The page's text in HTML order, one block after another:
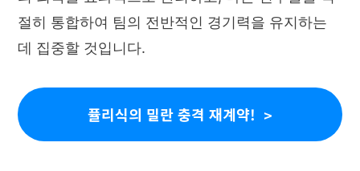
절히 통합하여 팀의 전반적인 경기력을 유지하는
데 집중할 것입니다.
퓰리식의 밀란 충격 재계약!